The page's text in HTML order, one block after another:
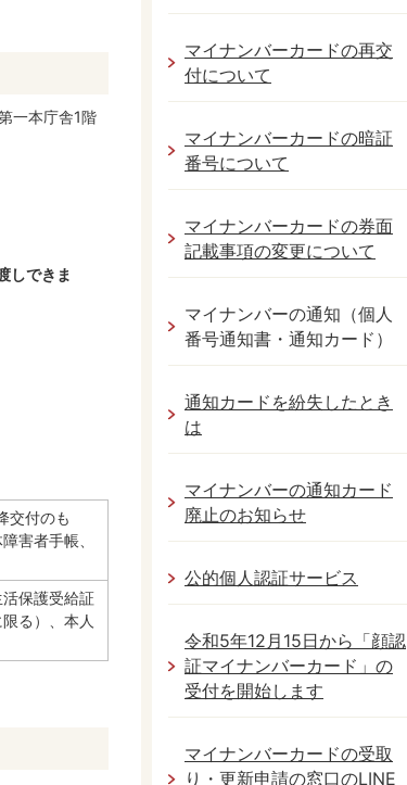
一本庁舎1階
しできま
交付のも
害者手帳、
保護受給証
る）、本人
マイナンバーカードの再交
付について
マイナンバーカードの暗証
番号について
マイナンバーカードの券面
記載事項の変更について
マイナンバーの通知（個人
番号通知書・通知カード）
通知カードを紛失したとき
は
マイナンバーの通知カード
廃止のお知らせ
公的個人認証サービス
令和5年12月15日から「顔認
証マイナンバーカード」の
受付を開始します
マイナンバーカードの受取
り・更新申請の窓口のLINE